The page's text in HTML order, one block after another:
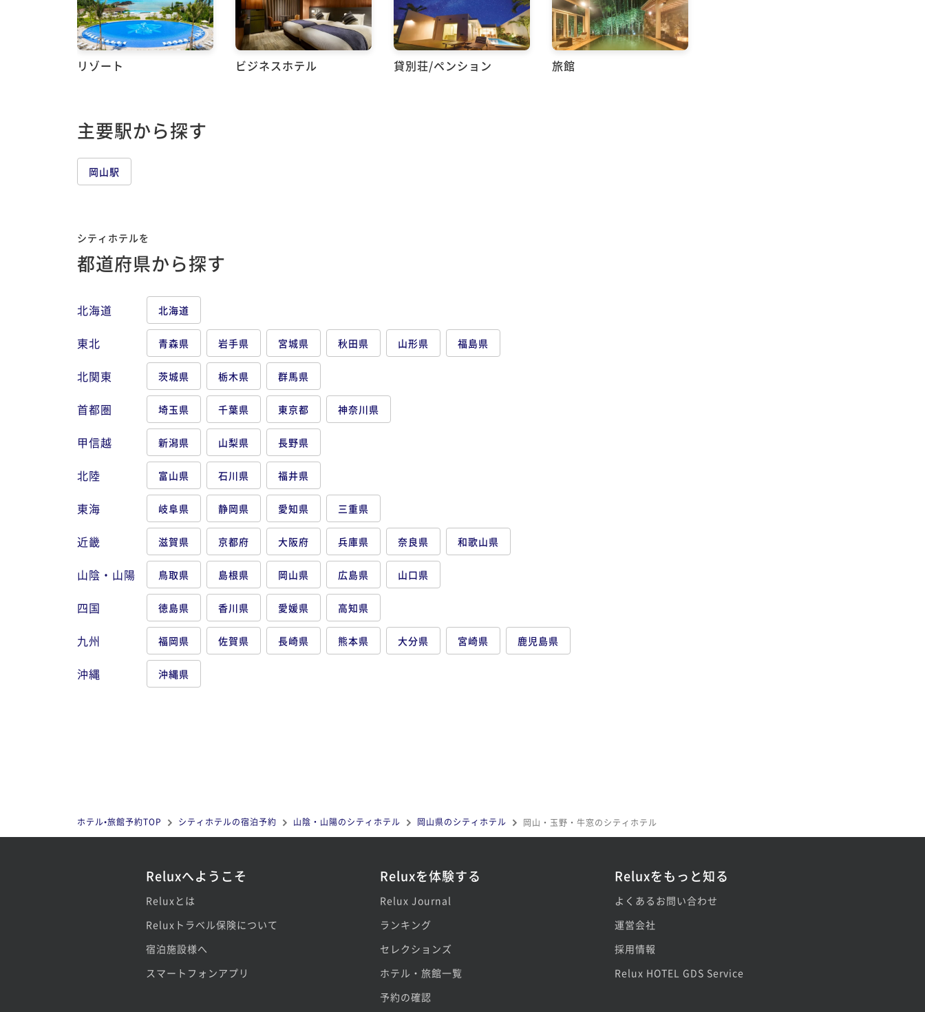
リゾート ビジネスホテル 貸別荘/ペンション 旅館
主要駅から探す
岡山駅
シティホテルを
都道府県から探す
北海道 北海道
東北 青森県 岩手県 宮城県 秋田県 山形県 福島県
北関東 茨城県 栃木県 群馬県
首都圏 埼玉県 千葉県 東京都 神奈川県
甲信越 新潟県 山梨県 長野県
北陸 富山県 石川県 福井県
東海 岐阜県 静岡県 愛知県 三重県
近畿 滋賀県 京都府 大阪府 兵庫県 奈良県 和歌山県
山陰・山陽 鳥取県 島根県 岡山県 広島県 山口県
四国 徳島県 香川県 愛媛県 高知県
九州 福岡県 佐賀県 長崎県 熊本県 大分県 宮崎県 鹿児島県
沖縄 沖縄県
ホテル•旅館予約TOP シティホテルの宿泊予約 山陰・山陽のシティホテル 岡山県のシティホテル 岡山・玉野・牛窓のシティホテル
Reluxへようこそ
Reluxとは
Reluxトラベル保険について
宿泊施設様へ
スマートフォンアプリ
Reluxを体験する
Relux Journal
ランキング
セレクションズ
ホテル・旅館一覧
予約の確認
Reluxをもっと知る
よくあるお問い合わせ
運営会社
採用情報
Relux HOTEL GDS Service